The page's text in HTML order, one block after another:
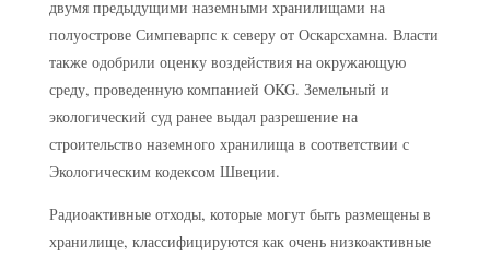
двумя предыдущими наземными хранилищами на
полуострове Симпеварпс к северу от Оскарсхамна. Власти
также одобрили оценку воздействия на окружающую
среду, проведенную компанией OKG. Земельный и
экологический суд ранее выдал разрешение на
строительство наземного хранилища в соответствии с
Экологическим кодексом Швеции.
Радиоактивные отходы, которые могут быть размещены в
хранилище, классифицируются как очень низкоактивные